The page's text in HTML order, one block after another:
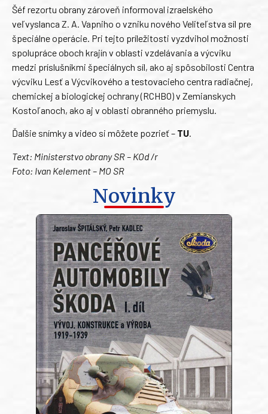
Šéf rezortu obrany zároveň informoval izraelského
veľvyslanca Z. A. Vapniho o vzniku nového Veliteľstva síl pre
špeciálne operácie. Pri tejto príležitosti vyzdvihol možnosti
spolupráce oboch krajín v oblasti vzdelávania a výcviku
medzi príslušníkmi špeciálnych síl, ako aj spôsobilosti Centra
výcviku Lesť a Výcvikového a testovacieho centra radiačnej,
chemickej a biologickej ochrany (RCHBO) v Zemianskych
Kostoľanoch, ako aj v oblasti obranného priemyslu.
Ďalšie snímky a video si môžete pozrieť – TU.
Text: Ministerstvo obrany SR – KOd /r
Foto: Ivan Kelement – MO SR
Novinky